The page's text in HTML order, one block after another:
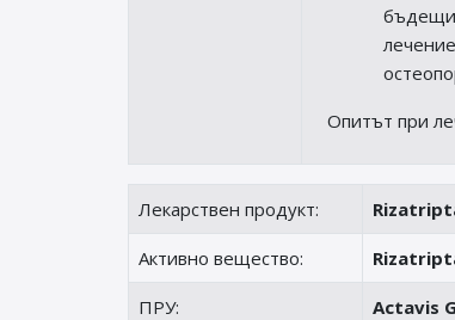
бъдещи
Опитът при
Лекарствен продукт:
Активно вещество:
ПРУ: Actavis